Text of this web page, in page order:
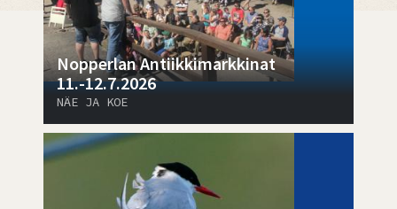
Nopperlan Antiikkimarkkinat
11.-12.7.2026
NÄE JA KOE